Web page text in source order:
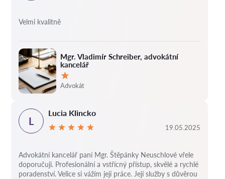
Mgr. Vladimír Schreiber, advokátní
kancelář
Hodnocení:
Advokát
Velmi kvalitně
L
Lucia Klincko
19.05.2025
Advokátní kancelář paní Mgr. Štěpánky Neuschlové vřele
doporučuji. Profesionální a vstřícný přístup, skvělé a rychlé
poradenství. Velice si vážím její práce. Její služby s důvěrou